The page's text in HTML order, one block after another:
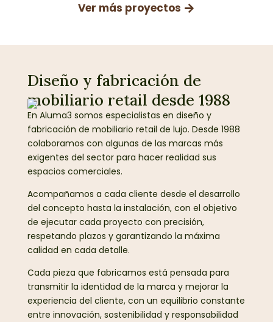
Ver más proyectos
Diseño y fabricación de
mobiliario retail desde 1988
En Aluma3 somos especialistas en diseño y
fabricación de mobiliario retail de lujo. Desde 1988
colaboramos con algunas de las marcas más
exigentes del sector para hacer realidad sus
espacios comerciales.
Acompañamos a cada cliente desde el desarrollo
del concepto hasta la instalación, con el objetivo
de ejecutar cada proyecto con precisión,
respetando plazos y garantizando la máxima
calidad en cada detalle.
Cada pieza que fabricamos está pensada para
transmitir la identidad de la marca y mejorar la
experiencia del cliente, con un equilibrio constante
entre innovación, sostenibilidad y responsabilidad